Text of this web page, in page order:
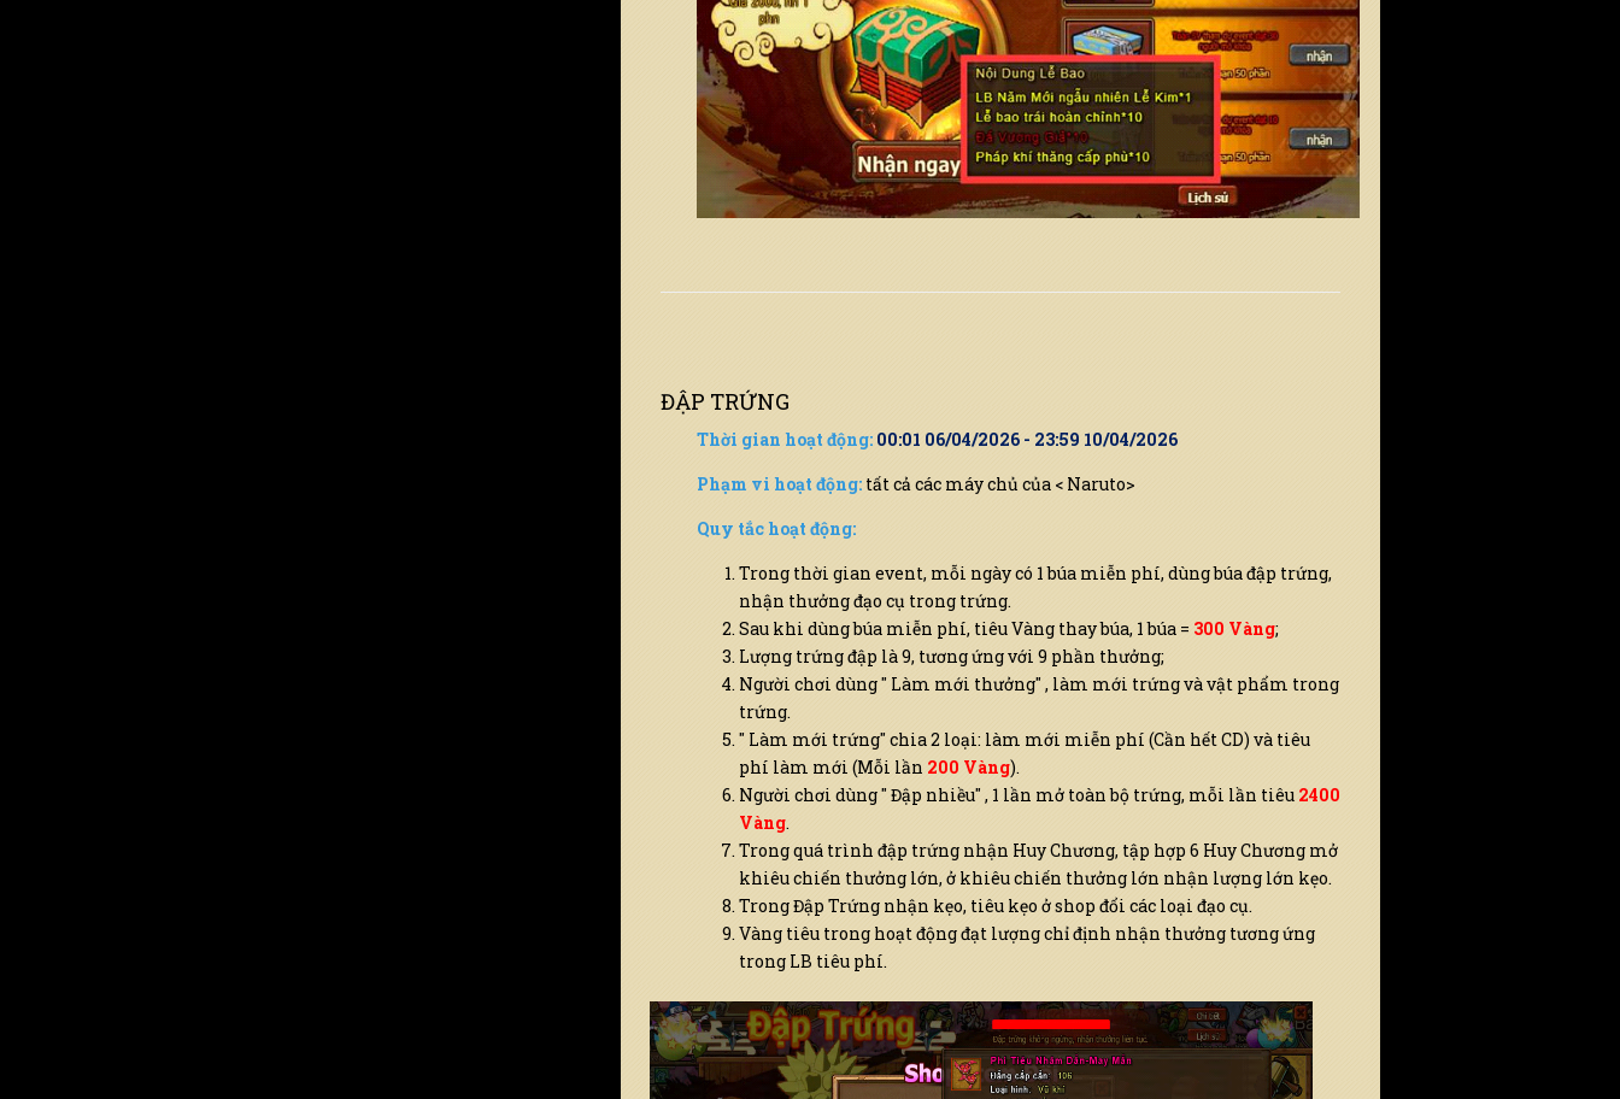
ĐẬP TRỨNG
Thời gian hoạt động: 00:01 06/04/2026 - 23:59 10/04/2026
Phạm vi hoạt động:tất cả các máy chủ của < Naruto>
Quy tắc hoạt động:
Trong thời gian event, mỗi ngày có 1 búa miễn phí, dùng búa đập trứng,
nhận thưởng đạo cụ trong trứng.
Sau khi dùng búa miễn phí, tiêu Vàng thay búa, 1 búa = 300 Vàng;
Lượng trứng đập là 9, tương ứng với 9 phần thưởng;
Người chơi dùng " Làm mới thưởng" , làm mới trứng và vật phẩm trong
trứng.
" Làm mới trứng" chia 2 loại: làm mới miễn phí (Cần hết CD) và tiêu
phí làm mới (Mỗi lần 200 Vàng).
Người chơi dùng " Đập nhiều" , 1 lần mở toàn bộ trứng, mỗi lần tiêu 2400
Vàng.
Trong quá trình đập trứng nhận Huy Chương, tập hợp 6 Huy Chương mở
khiêu chiến thưởng lớn, ở khiêu chiến thưởng lớn nhận lượng lớn kẹo.
Trong Đập Trứng nhận kẹo, tiêu kẹo ở shop đổi các loại đạo cụ.
Vàng tiêu trong hoạt động đạt lượng chỉ định nhận thưởng tương ứng
trong LB tiêu phí.